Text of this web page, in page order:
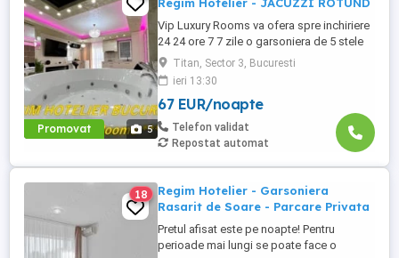
Promovat 5
Vip Luxury Rooms va ofera spre inchiriere
24 24 ore 7 7 zile o garsoniera de 5 stele
Luxoase cu un desing unic si deosebit in
Sector 3 Bucuresti . Garsoniera se alfa in
Complex Rezidential Nou . Acces Bariera
Monitorizare Video in Complex ( de la
Politia Locala Sector 3 ) Loc de parcare
PRIVAT in complex ...
Titan, Sector 3, Bucuresti
ieri 13:30
67 EUR/noapte
Telefon validat
Repostat automat
18
Regim Hotelier - Garsoniera
Rasarit de Soare - Parcare Privata
Pretul afisat este pe noapte! Pentru
perioade mai lungi se poate face o